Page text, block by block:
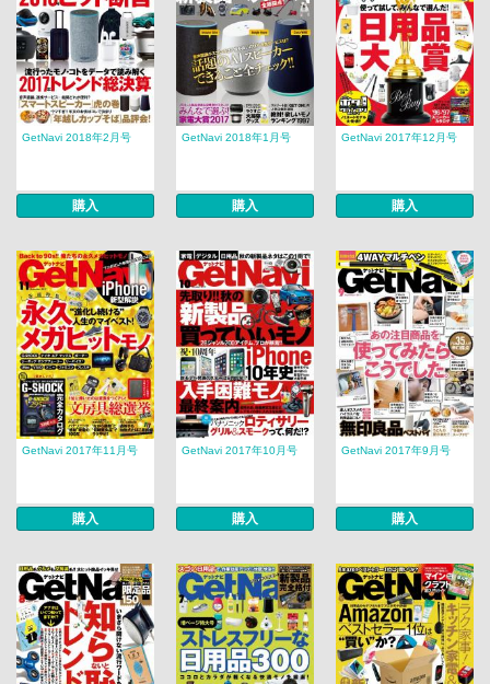
GetNavi 2018年2月号
購入
GetNavi 2018年1月号
購入
GetNavi 2017年12月号
購入
GetNavi 2017年11月号
購入
GetNavi 2017年10月号
購入
GetNavi 2017年9月号
購入